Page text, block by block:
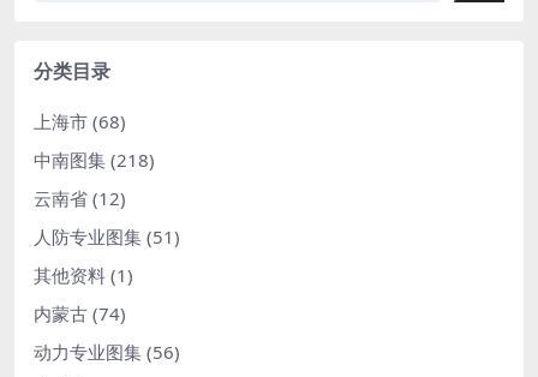
分类目录
上海市 (68)
中南图集 (218)
云南省 (12)
人防专业图集 (51)
其他资料 (1)
内蒙古 (74)
动力专业图集 (56)